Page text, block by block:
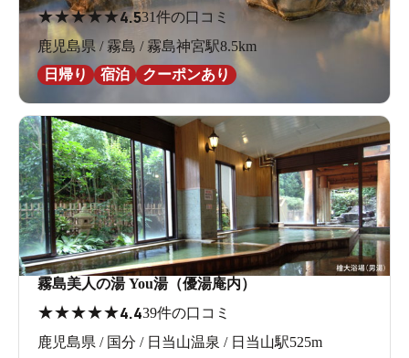
★★★★★4.531件の口コミ
鹿児島県 / 霧島 / 霧島神宮駅8.5km
日帰り
宿泊 クーポンあり
霧島美人の湯 You湯（優湯庵内）
★★★★★4.439件の口コミ
鹿児島県 / 国分 / 日当山温泉 / 日当山駅525m